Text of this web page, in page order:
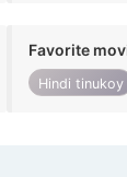
Favorite
Hindi tinukoy